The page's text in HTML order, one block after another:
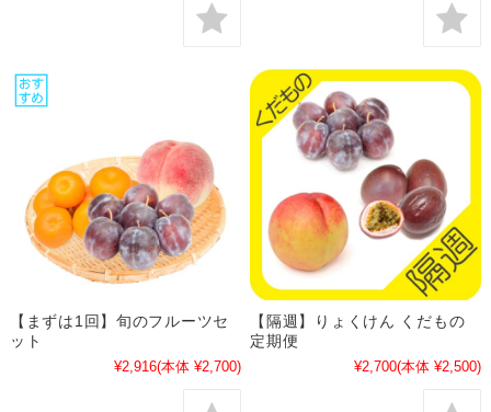
【まずは1回】旬のフルーツセ
ット
¥2,916(本体 ¥2,700)
【隔週】りょくけん くだもの
定期便
¥2,700(本体 ¥2,500)